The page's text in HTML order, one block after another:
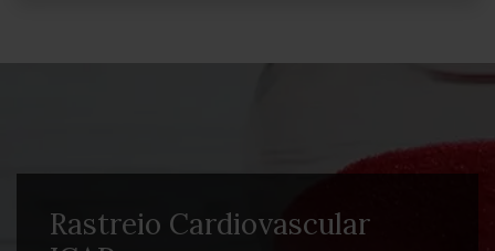
Rastreio Cardiovascular